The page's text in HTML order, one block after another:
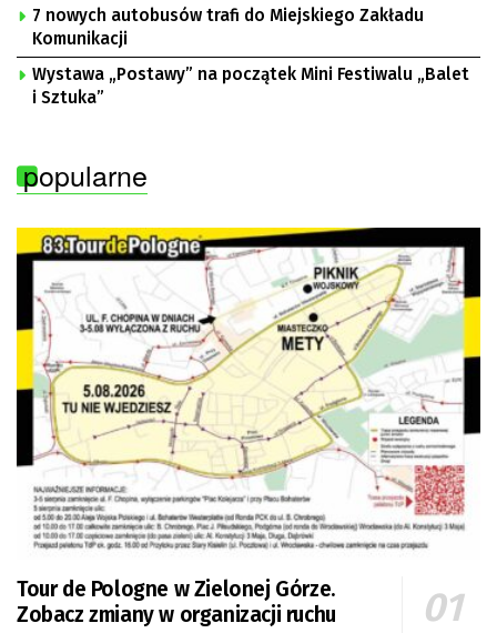
7 nowych autobusów trafi do Miejskiego Zakładu
Komunikacji
Wystawa „Postawy” na początek Mini Festiwalu „Balet
i Sztuka”
popularne
Tour de Pologne w Zielonej Górze.
Zobacz zmiany w organizacji ruchu